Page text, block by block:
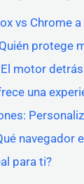
vs Chrome
protege
motor
una
navegador
para ti?